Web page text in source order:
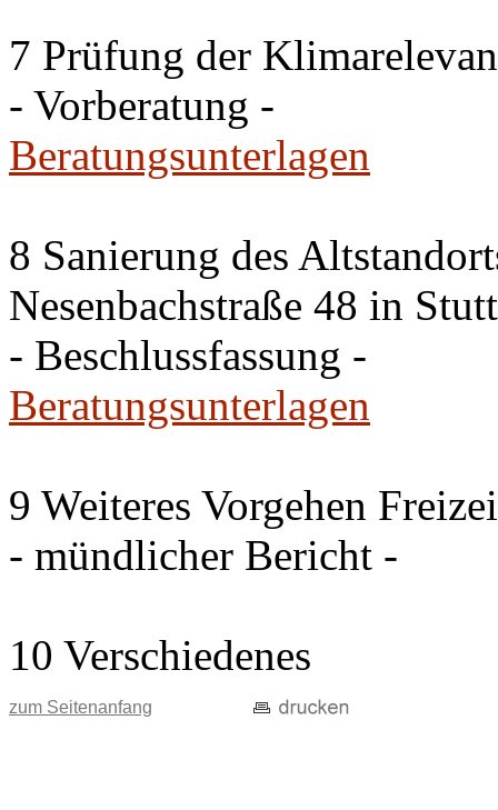
7 Prüfung der
- Vorberatung -
Beratungsunterlagen
8 Sanierung des
Nesenbachstraße 48 in
- Beschlussfassung -
Beratungsunterlagen
9 Weiteres Vorgehen
- mündlicher Bericht -
10 Verschiedenes
zum Seitenanfang